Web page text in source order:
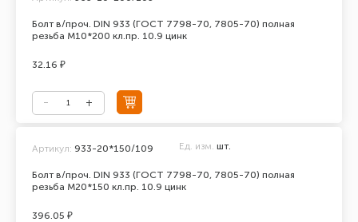
Болт в/проч. DIN 933 (ГОСТ 7798-70, 7805-70) полная
резьба М10*200 кл.пр. 10.9 цинк
32.16 ₽
Болт в/проч. DIN 933 (ГОСТ 7798-70, 7805-70) полная
резьба М20*150 кл.пр. 10.9 цинк
Артикул: 933-20*150/109 Ед. изм. шт.
396.05 ₽